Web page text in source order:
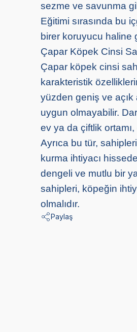
sezme ve savunma
Eğitimi sırasında bu
birer koruyucu haline
Çapar Köpek Cinsi
Çapar köpek cinsi
karakteristik
yüzden geniş ve
uygun olmayabilir.
ev ya da çiftlik
Ayrıca bu tür,
kurma ihtiyacı
dengeli ve mutlu bir
sahipleri, köpeğin
olmalıdır.
Paylaş